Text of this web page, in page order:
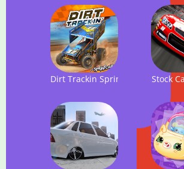
Dirt Trackin Sprint Cars Stock